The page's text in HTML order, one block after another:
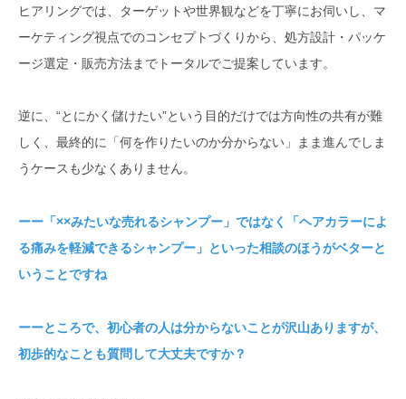
ヒアリングでは、ターゲットや世界観などを丁寧にお伺いし、マ
ーケティング視点でのコンセプトづくりから、処方設計・パッケ
ージ選定・販売方法までトータルでご提案しています。
逆に、“とにかく儲けたい”という目的だけでは方向性の共有が難
しく、最終的に「何を作りたいのか分からない」まま進んでしま
うケースも少なくありません。
ーー「××みたいな売れるシャンプー」ではなく「ヘアカラーによ
る痛みを軽減できるシャンプー」といった相談のほうがベターと
いうことですね
ーーところで、初心者の人は分からないことが沢山ありますが、
初歩的なことも質問して大丈夫ですか？